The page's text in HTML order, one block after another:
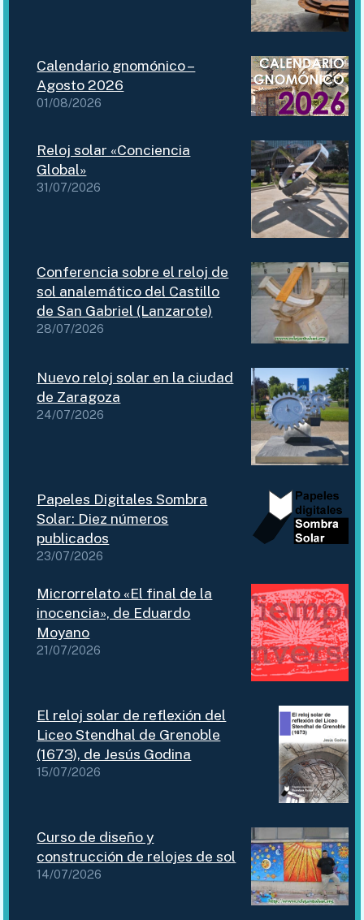
Calendario gnomónico –
Agosto 2026
01/08/2026
Reloj solar «Conciencia
Global»
31/07/2026
Conferencia sobre el reloj de
sol analemático del Castillo
de San Gabriel (Lanzarote)
28/07/2026
Nuevo reloj solar en la ciudad
de Zaragoza
24/07/2026
Papeles Digitales Sombra
Solar: Diez números
publicados
23/07/2026
Microrrelato «El final de la
inocencia», de Eduardo
Moyano
21/07/2026
El reloj solar de reflexión del
Liceo Stendhal de Grenoble
(1673), de Jesús Godina
15/07/2026
Curso de diseño y
construcción de relojes de sol
14/07/2026